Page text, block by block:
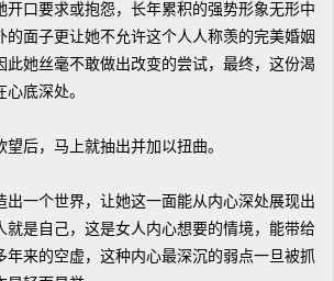
口要求或抱怨，长年累积的强势形象无形中
的面子更让她不允许这个人人称羡的完美婚姻
此她丝毫不敢做出改变的尝试，最终，这份渴
底深处。
后，马上就抽出并加以扭曲。
一个世界，让她这一面能从内心深处展现出
就是自己，这是女人内心想要的情境，能带给
年来的空虚，这种内心最深沉的弱点一旦被抓